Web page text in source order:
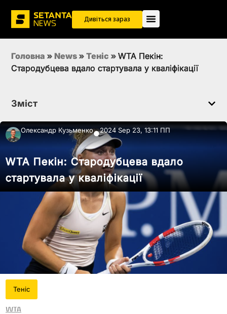
Дивіться зараз
Головна » News » Теніс » WTA Пекін:
Стародубцева вдало стартувала у кваліфікації
Зміст
Олександр Кузьменко●2024 Sep 23, 13:11 ПП
WTA Пекін: Стародубцева вдало
стартувала у кваліфікації
Теніс
WTA